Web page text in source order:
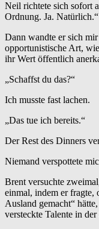
Neil richtete sich sofort
Ordnung. Ja. Natürlich.“
Dann wandte er sich
opportunistische Art,
ihr Wert öffentlich
„Schaffst du das?“
Ich musste fast lachen.
„Das tue ich bereits.“
Der Rest des Dinners
Niemand verspottete
Brent versuchte
einmal, indem er fragte,
Ausland gemacht“
versteckte Talente in